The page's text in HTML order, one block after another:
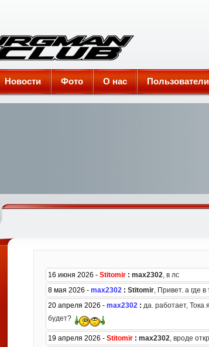
Новости Фото О нас Пользователи